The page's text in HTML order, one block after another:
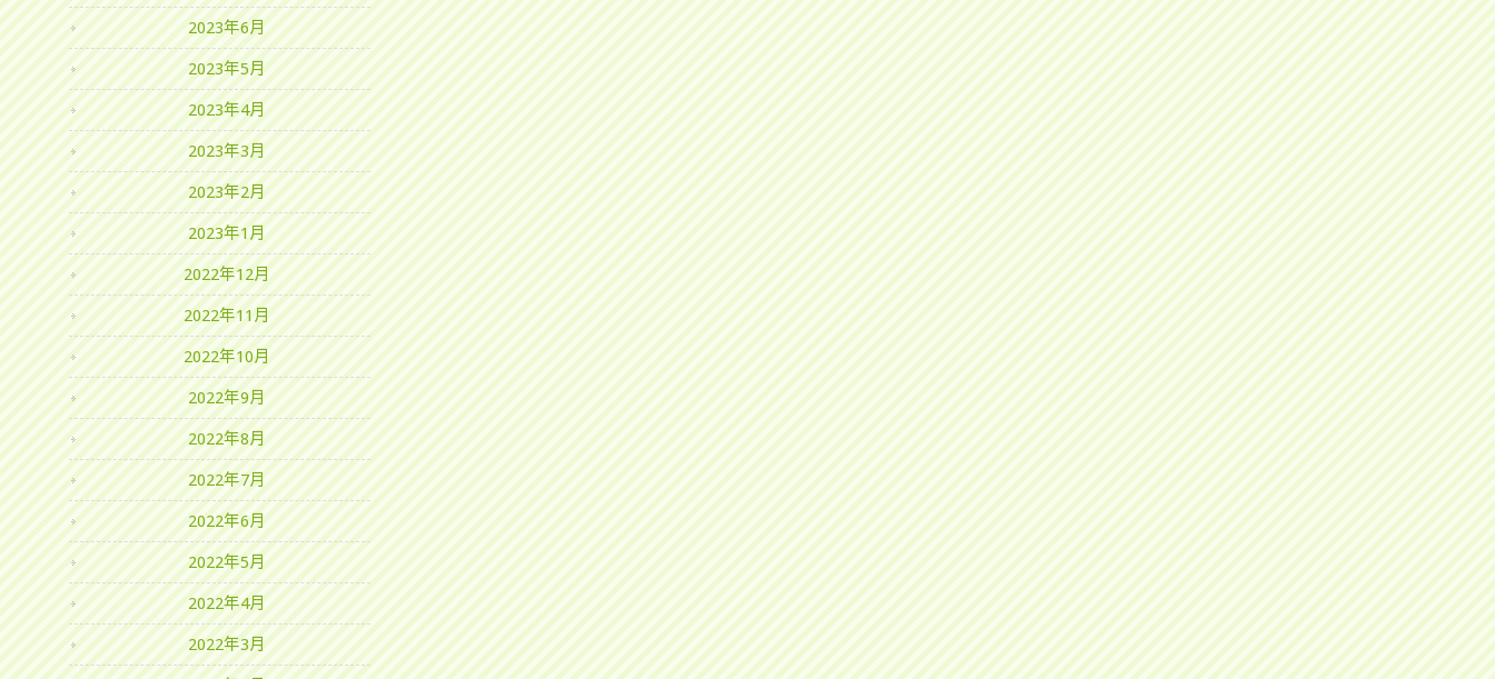
2023年6月
2023年5月
2023年4月
2023年3月
2023年2月
2023年1月
2022年12月
2022年11月
2022年10月
2022年9月
2022年8月
2022年7月
2022年6月
2022年5月
2022年4月
2022年3月